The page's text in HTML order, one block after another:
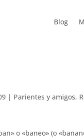
Blog
| Parientes y amigos,
o «baneo» (o